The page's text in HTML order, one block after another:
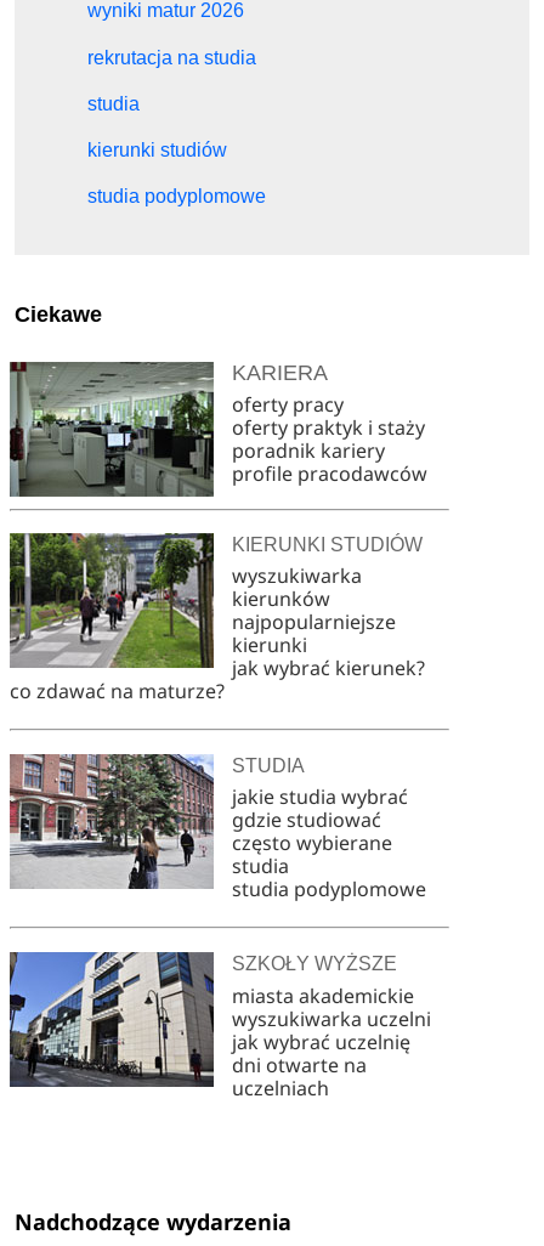
wyniki matur 2026
rekrutacja na studia
studia
kierunki studiów
studia podyplomowe
Ciekawe
KARIERA
oferty pracy
oferty praktyk i staży
poradnik kariery
profile pracodawców
KIERUNKI STUDIÓW
wyszukiwarka
kierunków
najpopularniejsze
kierunki
jak wybrać kierunek?
co zdawać na maturze?
STUDIA
jakie studia wybrać
gdzie studiować
często wybierane
studia
studia podyplomowe
SZKOŁY WYŻSZE
miasta akademickie
wyszukiwarka uczelni
jak wybrać uczelnię
dni otwarte na
uczelniach
Nadchodzące wydarzenia